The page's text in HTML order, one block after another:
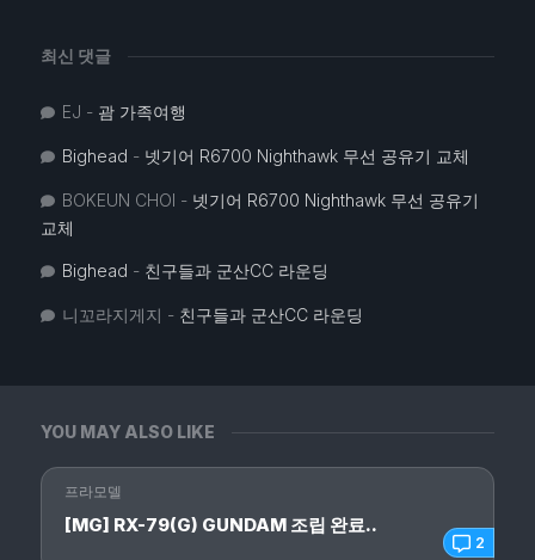
YOU MAY ALSO LIKE
2
프라모델
[MG] RX-79(G) GUNDAM 조립 완료..
최신 댓글
EJ - 괌 가족여행
Bighead - 넷기어 R6700 Nighthawk 무선 공유기 교체
BOKEUN CHOI - 넷기어 R6700 Nighthawk 무선 공유기
교체
Bighead - 친구들과 군산CC 라운딩
니꼬라지게지 - 친구들과 군산CC 라운딩